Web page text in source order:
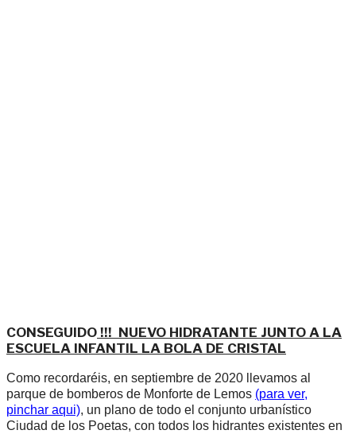
CONSEGUIDO !!! NUEVO HIDRATANTE JUNTO A LA
ESCUELA INFANTIL LA BOLA DE CRISTAL
Como recordaréis, en septiembre de 2020 llevamos al
parque de bomberos de Monforte de Lemos (para ver,
pinchar aqui), un plano de todo el conjunto urbanístico
Ciudad de los Poetas, con todos los hidrantes existentes en